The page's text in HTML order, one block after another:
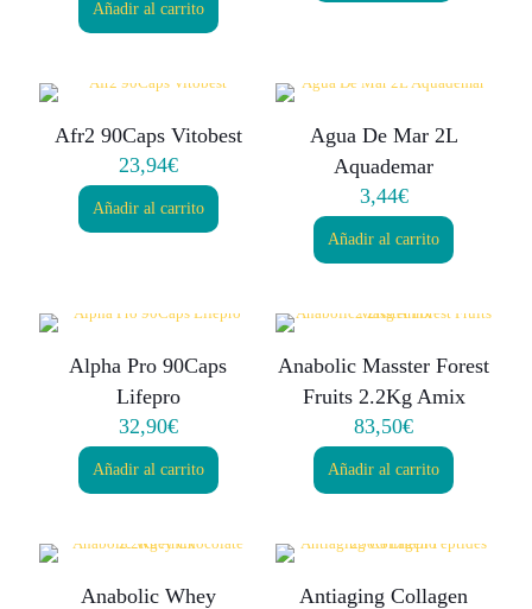
Añadir al carrito
Afr2 90Caps Vitobest
23,94€
Añadir al carrito
Agua De Mar 2L
Aquademar
3,44€
Añadir al carrito
Alpha Pro 90Caps
Lifepro
32,90€
Añadir al carrito
Anabolic Masster Forest
Fruits 2.2Kg Amix
83,50€
Añadir al carrito
Anabolic Whey
Antiaging Collagen